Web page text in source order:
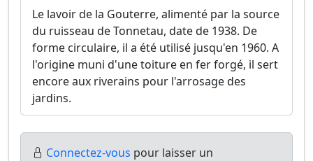
Le lavoir de la Gouterre, alimenté par la source
du ruisseau de Tonnetau, date de 1938. De
forme circulaire, il a été utilisé jusqu'en 1960. A
l'origine muni d'une toiture en fer forgé, il sert
encore aux riverains pour l'arrosage des
jardins.
Connectez-vous pour laisser un